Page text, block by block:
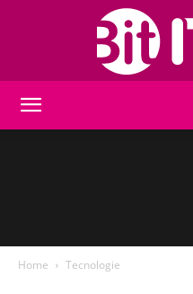
Home Tecnologie